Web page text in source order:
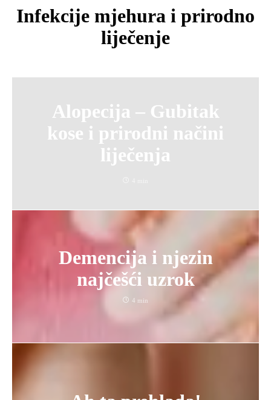
Infekcije mjehura i prirodno
liječenje
Alopecija – Gubitak
kose i prirodni načini
liječenja
Demencija i njezin
najčešći uzrok
4 min